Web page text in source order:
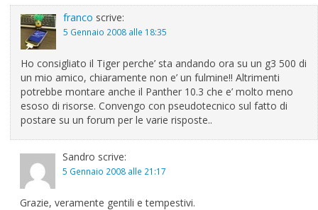
franco scrive:
5 Gennaio 2008 alle 18:35
Ho consigliato il Tiger perche’ sta andando ora su un g3 500 di
un mio amico, chiaramente non e’ un fulmine!! Altrimenti
potrebbe montare anche il Panther 10.3 che e’ molto meno
esoso di risorse. Convengo con pseudotecnico sul fatto di
postare su un forum per le varie risposte..
Sandro scrive:
5 Gennaio 2008 alle 21:17
Grazie, veramente gentili e tempestivi.